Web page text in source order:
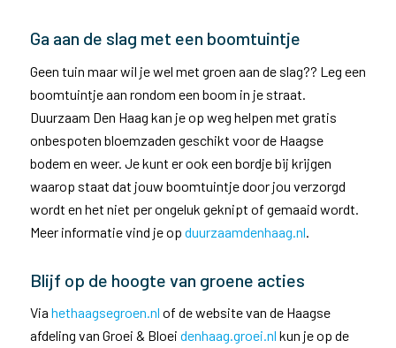
Ga aan de slag met een boomtuintje
Geen tuin maar wil je wel met groen aan de slag?? Leg een
boomtuintje aan rondom een boom in je straat.
Duurzaam Den Haag kan je op weg helpen met gratis
onbespoten bloemzaden geschikt voor de Haagse
bodem en weer. Je kunt er ook een bordje bij krijgen
waarop staat dat jouw boomtuintje door jou verzorgd
wordt en het niet per ongeluk geknipt of gemaaid wordt.
Meer informatie vind je op duurzaamdenhaag.nl
Blijf op de hoogte van groene acties
Via hethaagsegroen.nl of de website van de Haagse
afdeling van Groei & Bloei denhaag.groei.nl kun je op de